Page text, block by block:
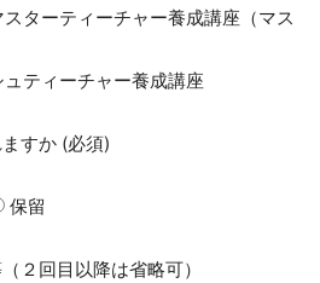
ターティーチャー養成講座（マス
ュティーチャー養成講座
すか (必須)
保留
２回目以降は省略可）